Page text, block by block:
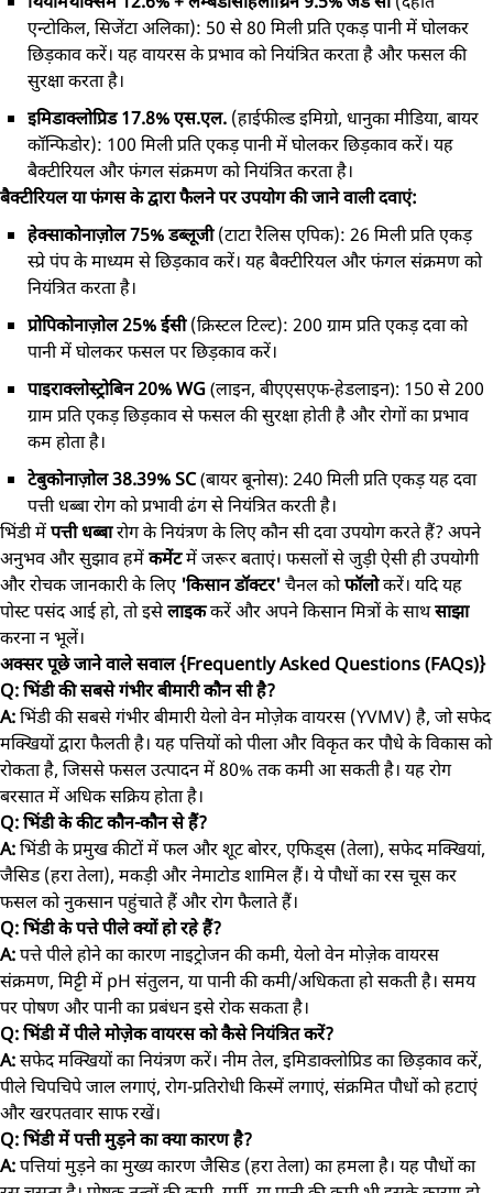
एन्टोकिल, सिजेंटा अलिका): 50 से 80 मिली प्रति एकड़ पानी में घोलकर
छिड़काव करें। यह वायरस के प्रभाव को नियंत्रित करता है और फसल की
सुरक्षा करता है।
इमिडाक्लोप्रिड 17.8% एस.एल. (हाईफील्ड इमिग्रो, धानुका मीडिया, बायर
कॉन्फिडोर): 100 मिली प्रति एकड़ पानी में घोलकर छिड़काव करें। यह
बैक्टीरियल और फंगल संक्रमण को नियंत्रित करता है।
बैक्टीरियल या फंगस के द्वारा फैलने पर उपयोग की जाने वाली दवाएं:
हेक्साकोनाज़ोल 75% डब्लूजी(टाटा रैलिस एपिक): 26 मिली प्रति एकड़
स्प्रे पंप के माध्यम से छिड़काव करें। यह बैक्टीरियल और फंगल संक्रमण को
नियंत्रित करता है।
प्रोपिकोनाज़ोल 25% ईसी(क्रिस्टल टिल्ट): 200 ग्राम प्रति एकड़ दवा को
पानी में घोलकर फसल पर छिड़काव करें।
पाइराक्लोस्ट्रोबिन 20% WG(लाइन, बीएएसएफ-हेडलाइन): 150 से 200
ग्राम प्रति एकड़ छिड़काव से फसल की सुरक्षा होती है और रोगों का प्रभाव
कम होता है।
टेबुकोनाज़ोल 38.39% SC(बायर बूनोस): 240 मिली प्रति एकड़ यह दवा
पत्ती धब्बा रोग को प्रभावी ढंग से नियंत्रित करती है।
भिंडी मेंपत्ती धब्बारोग के नियंत्रण के लिए कौन सी दवा उपयोग करते हैं? अपने
अनुभव और सुझाव हमेंकमेंटमें जरूर बताएं। फसलों से जुड़ी ऐसी ही उपयोगी
और रोचक जानकारी के लिए 'किसान डॉक्टर'चैनल कोफॉलोकरें। यदि यह
पोस्ट पसंद आई हो, तो इसेलाइककरें और अपने किसान मित्रों के साथसाझा
करना न भूलें।
अक्सर पूछे जाने वाले सवाल {Frequently Asked Questions (FAQs)}
Q: भिंडी की सबसे गंभीर बीमारी कौन सी है?
A:भिंडी की सबसे गंभीर बीमारी येलो वेन मोज़ेक वायरस (YVMV) है, जो सफेद
मक्खियों द्वारा फैलती है। यह पत्तियों को पीला और विकृत कर पौधे के विकास को
रोकता है, जिससे फसल उत्पादन में 80% तक कमी आ सकती है। यह रोग
बरसात में अधिक सक्रिय होता है।
Q: भिंडी के कीट कौन-कौन से हैं?
A:भिंडी के प्रमुख कीटों में फल और शूट बोरर, एफिड्स (तेला), सफेद मक्खियां,
जैसिड (हरा तेला), मकड़ी और नेमाटोड शामिल हैं। ये पौधों का रस चूस कर
फसल को नुकसान पहुंचाते हैं और रोग फैलाते हैं।
Q: भिंडी के पत्ते पीले क्यों हो रहे हैं?
A:पत्ते पीले होने का कारण नाइट्रोजन की कमी, येलो वेन मोज़ेक वायरस
संक्रमण, मिट्टी में pH संतुलन, या पानी की कमी/अधिकता हो सकती है। समय
पर पोषण और पानी का प्रबंधन इसे रोक सकता है।
Q: भिंडी में पीले मोज़ेक वायरस को कैसे नियंत्रित करें?
A:सफेद मक्खियों का नियंत्रण करें। नीम तेल, इमिडाक्लोप्रिड का छिड़काव करें,
पीले चिपचिपे जाल लगाएं, रोग-प्रतिरोधी किस्में लगाएं, संक्रमित पौधों को हटाएं
और खरपतवार साफ रखें।
Q: भिंडी में पत्ती मुड़ने का क्या कारण है?
A:पत्तियां मुड़ने का मुख्य कारण जैसिड (हरा तेला) का हमला है। यह पौधों का